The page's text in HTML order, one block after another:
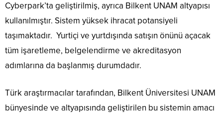
Cyberpark’ta geliştirilmiş, ayrıca Bilkent UNAM altyapısı
kullanılmıştır. Sistem yüksek ihracat potansiyeli
taşımaktadır. Yurtiçi ve yurtdışında satışın önünü açacak
tüm işaretleme, belgelendirme ve akreditasyon
adımlarına da başlanmış durumdadır.
Türk araştırmacılar tarafından, Bilkent Üniversitesi UNAM
bünyesinde ve altyapısında geliştirilen bu sistemin amacı